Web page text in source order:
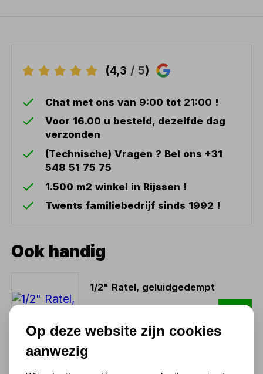
(4,3 / 5)
Chat met ons van 9:00 tot 21:00 !
Voor 16.00 u besteld, dezelfde dag
verzonden
(Technische) Vragen ? Bel ons +31
548 51 75 75
1.500 m2 winkel in Rijssen !
Twents familiebedrijf sinds 1992 !
Ook handig
1/2" Ratel, geluidgedempt
112,00 excl. BTW
Op deze website zijn cookies
aanwezig